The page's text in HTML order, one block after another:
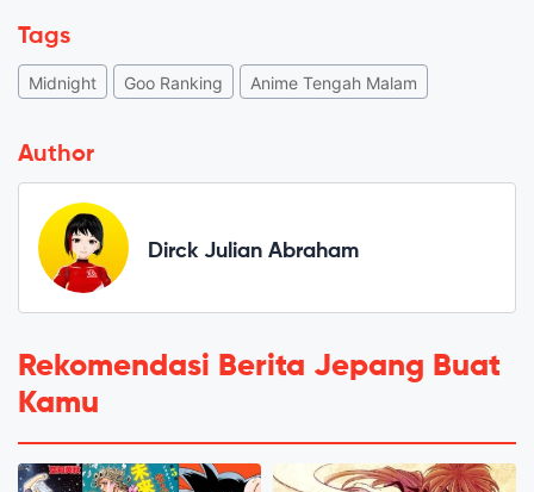
Tags
Midnight Goo Ranking Anime Tengah Malam
Author
Dirck Julian Abraham
Rekomendasi Berita Jepang Buat
Kamu